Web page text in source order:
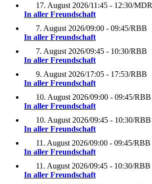
17. August 2026/11:45 - 12:30/MDR
In aller Freundschaft
7. August 2026/09:00 - 09:45/RBB
In aller Freundschaft
7. August 2026/09:45 - 10:30/RBB
In aller Freundschaft
9. August 2026/17:05 - 17:53/RBB
In aller Freundschaft
10. August 2026/09:00 - 09:45/RBB
In aller Freundschaft
10. August 2026/09:45 - 10:30/RBB
In aller Freundschaft
11. August 2026/09:00 - 09:45/RBB
In aller Freundschaft
11. August 2026/09:45 - 10:30/RBB
In aller Freundschaft